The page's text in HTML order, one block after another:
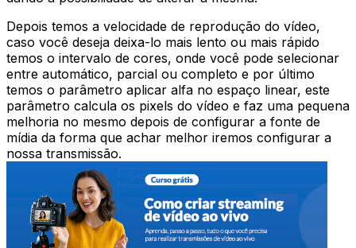
Depois temos a velocidade de reprodução do vídeo,
caso você deseja deixa-lo mais lento ou mais rápido
temos o intervalo de cores, onde você pode selecionar
entre automático, parcial ou completo e por último
temos o parâmetro aplicar alfa no espaço linear, este
parâmetro calcula os pixels do vídeo e faz uma pequena
melhoria no mesmo depois de configurar a fonte de
mídia da forma que achar melhor iremos configurar a
nossa transmissão.